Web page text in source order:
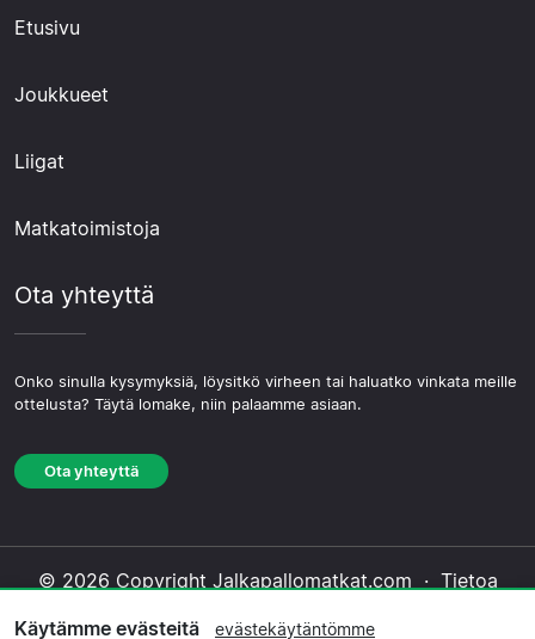
Etusivu
Joukkueet
Liigat
Matkatoimistoja
Ota yhteyttä
Onko sinulla kysymyksiä, löysitkö virheen tai haluatko vinkata meille
ottelusta? Täytä lomake, niin palaamme asiaan.
Ota yhteyttä
© 2026 Copyright Jalkapallomatkat.com · Tietoa
Käytämme evästeitä evästekäytäntömme